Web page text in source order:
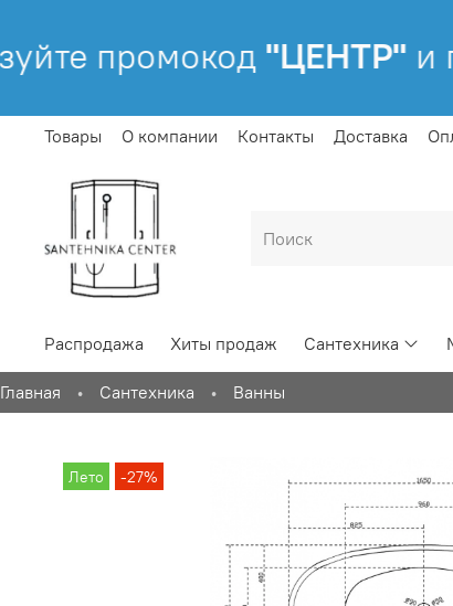
промокод"ЦЕНТР"и
Товары О компании Контакты Доставка
Распродажа Хиты продаж Сантехника
Главная Сантехника Ванны
Лето -27%